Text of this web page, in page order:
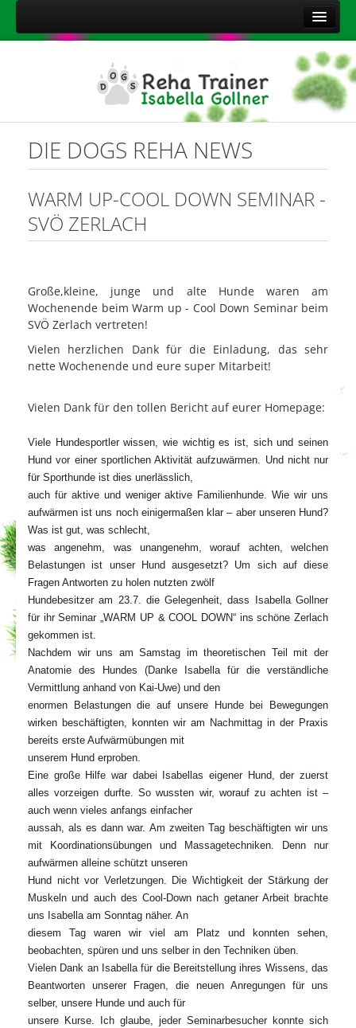
Kontakt
Impressum
Datenschutzerklärung
DIE DOGS REHA NEWS
WARM UP-COOL DOWN SEMINAR -
SVÖ ZERLACH
Große,kleine, junge und alte Hunde waren am
Wochenende beim Warm up - Cool Down Seminar beim
SVÖ Zerlach vertreten!
Vielen herzlichen Dank für die Einladung, das sehr
nette Wochenende und eure super Mitarbeit!
Vielen Dank für den tollen Bericht auf eurer Homepage:
Viele Hundesportler wissen, wie wichtig es ist, sich und seinen
Hund vor einer sportlichen Aktivität aufzuwärmen. Und nicht nur
für Sporthunde ist dies unerlässlich,
auch für aktive und weniger aktive Familienhunde.Wie wir uns
aufwärmen ist uns noch einigermaßen klar – aber unseren Hund?
Was ist gut, was schlecht,
was angenehm, was unangenehm, worauf achten, welchen
Belastungen ist unser Hund ausgesetzt? Um sich auf diese
Fragen Antworten zu holen nutzten zwölf
Hundebesitzer am 23.7. die Gelegenheit, dass Isabella Gollner
für ihr Seminar „WARM UP & COOL DOWN“ ins schöne Zerlach
gekommen ist.
Nachdem wir uns am Samstag im theoretischen Teil mit der
Anatomie des Hundes (Danke Isabella für die verständliche
Vermittlung anhand von Kai-Uwe) und den
enormen Belastungen die auf unsere Hunde bei Bewegungen
wirken beschäftigten, konnten wir am Nachmittag in der Praxis
bereits erste Aufwärmübungen mit
unserem Hund erproben.
Eine große Hilfe war dabei Isabellas eigener Hund, der zuerst
alles vorzeigen durfte. So wussten wir, worauf zu achten ist –
auch wenn vieles anfangs einfacher
aussah, als es dann war. Am zweiten Tag beschäftigten wir uns
mit Koordinationsübungen und Massagetechniken. Denn nur
aufwärmen alleine schützt unseren
Hund nicht vor Verletzungen. Die Wichtigkeit der Stärkung der
Muskeln und auch des Cool-Down nach getaner Arbeit brachte
uns Isabella am Sonntag näher. An
diesem Tag waren wir viel am Platz und konnten sehen,
beobachten, spüren und uns selber in den Techniken üben.
Vielen Dank an Isabella für die Bereitstellung ihres Wissens, das
Beantworten unserer Fragen, die neuen Anregungen für uns
selber, unsere Hunde und auch für
unsere Kurse. Ich glaube, jeder Seminarbesucher konnte sich